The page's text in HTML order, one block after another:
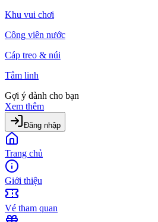
Khu vui chơi
Công viên nước
Cáp treo & núi
Tâm linh
Gợi ý dành cho bạn
Xem thêm
Đăng nhập
Trang chủ
Giới thiệu
Vé tham quan